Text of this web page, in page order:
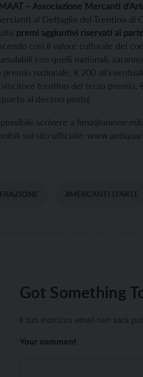
– Associazione Mercanti
al Dettaglio del Trentino di
premi aggiuntivi riservati ai
così il valore culturale del
con quelli nazionali,
nazionale, € 200
vincitore trentino del terzo
al decimo posto)
scrivere a
sul sito ufficiale:
#MERCANTI D'ARTE
Got Something
Il tuo indirizzo email non sarà
Your comment